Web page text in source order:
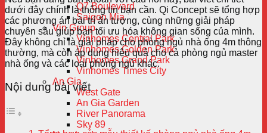
Q7 Boulevard
Saigon Mia
Vin Group
Vinhomes Central Park
Vinhomes Golden Park
Vinhomes Grand Park
Vinhomes Times City
An Gia
West Gate
An Gia Garden
River Panorama
Sky 89
dưới đây chính là thông tin bạn cần. Qi Concept sẽ tổng hợp
các phương án bài trí ấn tượng, cùng những giải pháp
chuyên sâu giúp bạn tối ưu hóa không gian sống của mình.
Đây không chỉ là giải pháp cho phòng ngủ nhà ống 4m thông
thường, mà còn áp dụng hiệu quả cho cả phòng ngủ master
nhà ống và các loại phòng ngủ khác.
Nội dung bài viết